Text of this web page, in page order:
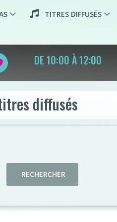
TITRES DIFFUSÉS
DE LYON EN LARGE
diffusés
RECHERCHER